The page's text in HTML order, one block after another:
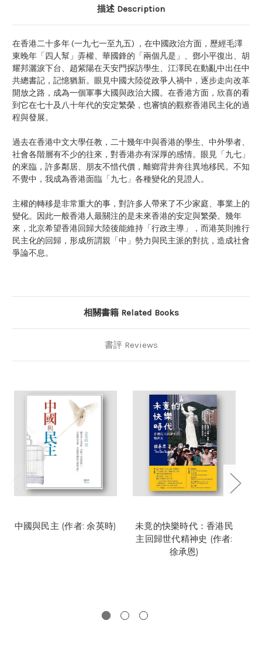
描述 Description
在香港二十多年 (一九七一至九五) ，在中國政治方面，歷經毛澤
東晚年「四人幫」弄權、華國鋒的「兩個凡是」、鄧小平復出、胡
耀邦灑淚下台、趙紫陽在天安門探訪學生、江澤民在動亂中出任中
共總書記，記憶猶新。眼見中國大陸從政爭人禍中，逐步走向改革
開放之路，成為一個軍事大國與政治大國。在香港方面，欣喜的看
到它在七十及八十年代的安定繁榮，也審慎的觀察香港民主化的過
程與發展。
過去在香港中文大學任教，二十幾年中與香港的學生、中外學者、
社會各階層有不少的往來，對香港亦有深厚的感情。眼見「九七」
的來臨，許多鄰居、朋友不惜代價，離鄉背井奔往異地移民。不知
不覺中，我成為香港面臨「九七」各種變化的見證人。
主權的轉移是非常重大的事，對許多人帶來了不少家庭、事業上的
變化。因此一般香港人最關注的是未來香港的安定與繁榮。幾年
來，北京希望香港回歸大陸後能維持「行政主導」，而港英則推行
民主化的回歸，形成所謂親「中」勢力與民主派的對抗，造成社會
爭論不息。
相關書籍 Related Books
書評 Reviews
中國與民主 (作者: 余英時)
未竟的快樂時代：香港民
主回歸世代精神史 (作者:
徐承恩)